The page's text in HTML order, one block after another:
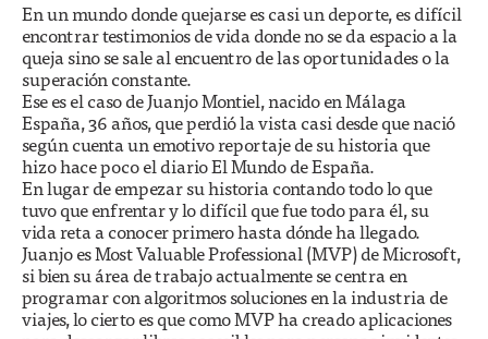
En un mundo donde quejarse es casi un deporte, es difícil
encontrar testimonios de vida donde no se da espacio a la
queja sino se sale al encuentro de las oportunidades o la
superación constante.
Ese es el caso de Juanjo Montiel, nacido en Málaga
España, 36 años, que perdió la vista casi desde que nació
según cuenta un emotivo reportaje de su historia que
hizo hace poco el diario El Mundo de España.
En lugar de empezar su historia contando todo lo que
tuvo que enfrentar y lo difícil que fue todo para él, su
vida reta a conocer primero hasta dónde ha llegado.
Juanjo es Most Valuable Professional (MVP) de Microsoft,
si bien su área de trabajo actualmente se centra en
programar con algoritmos soluciones en la industria de
viajes, lo cierto es que como MVP ha creado aplicaciones